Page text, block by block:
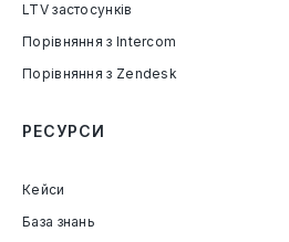
LTV застосунків
Порівняння з Intercom
Порівняння з Zendesk
РЕСУРСИ
Кейси
База знань